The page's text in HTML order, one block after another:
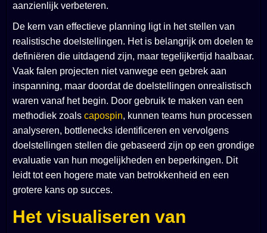
aanzienlijk verbeteren.
De kern van effectieve planning ligt in het stellen van
realistische doelstellingen. Het is belangrijk om doelen te
definiëren die uitdagend zijn, maar tegelijkertijd haalbaar.
Vaak falen projecten niet vanwege een gebrek aan
inspanning, maar doordat de doelstellingen onrealistisch
waren vanaf het begin. Door gebruik te maken van een
methodiek zoals capospin, kunnen teams hun processen
analyseren, bottlenecks identificeren en vervolgens
doelstellingen stellen die gebaseerd zijn op een grondige
evaluatie van hun mogelijkheden en beperkingen. Dit
leidt tot een hogere mate van betrokkenheid en een
grotere kans op succes.
Het visualiseren van